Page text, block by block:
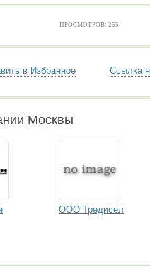
ПРОСМОТРОВ: 255
в Избранное Ссылка
Москвы
ООО Тредисел